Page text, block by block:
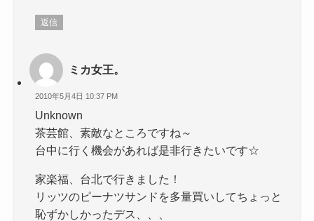
返信
ミカ女王。
2010年5月4日 10:37 PM
Unknown
茶芸館、素敵なところですね～
台中に行く機会があれば是非行きたいです☆
家楽福、台北で行きました！
リッツのピーナツサンドを多量買いしてちょっと
恥ずかしかったデス、、、